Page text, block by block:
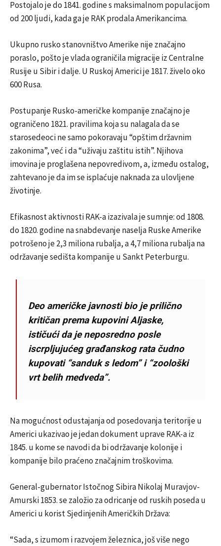
Postojalo je do 1841. godine s maksimalnom populacijom
od 200 ljudi, kada ga je RAK prodala Amerikancima.
Ukupno rusko stanovništvo Amerike nije značajno
poraslo, pošto je vlada ograničila migracije iz Centralne
Rusije u Sibir i dalje. U Ruskoj Americi je 1817. živelo oko
600 Rusa.
Postupanje Rusko-američke kompanije značajno je
ograničeno 1821. pravilima koja su nalagala da se
starosedeoci ne samo pokoravaju “opštim državnim
zakonima”, već i da “uživaju zaštitu istih”. Njihova
imovina je proglašena nepovredivom, a, između ostalog,
zahtevano je da im se isplaćuje naknada za ulovljene
životinje.
Efikasnost aktivnosti RAK-a izazivala je sumnje: od 1808.
do 1820. godine na snabdevanje naselja Ruske Amerike
potrošeno je 2,3 miliona rubalja, a 4,7 miliona rubalja na
održavanje sedišta kompanije u Sankt Peterburgu.
Deo američke javnosti bio je prilično
kritičan prema kupovini Aljaske,
ističući da je neposredno posle
iscrpljujućeg građanskog rata čudno
kupovati “sanduk s ledom” i “zoološki
vrt belih medveda”.
Na mogućnost odustajanja od posedovanja teritorije u
Americi ukazivao je jedan dokument uprave RAK-a iz
1845. u kome se navodi da bi održavanje kolonije i
kompanije bilo praćeno značajnim troškovima.
General-gubernator Istočnog Sibira Nikolaj Muravjov-
Amurski 1853. se založio za odricanje od ruskih poseda u
Americi u korist Sjedinjenih Američkih Država:
“Sada, s izumom i razvojem železnica, još više nego